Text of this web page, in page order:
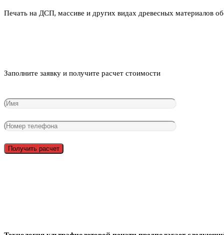
Печать на ДСП, массиве и других видах древесных материалов
Заполните заявку и получите расчет стоимости